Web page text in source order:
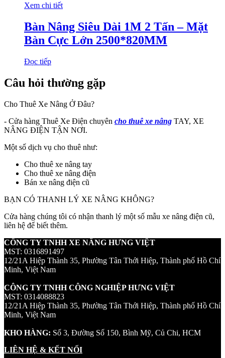
Xem chi tiết
Bàn Nâng Siêu Dài 1M 2 Tấn – Mặt
Bàn Cực Lớn 2500*820MM
Đọc tiếp
Câu hỏi thường gặp
Cho Thuê Xe Nâng Ở Đâu?
- Cửa hàng Thuê Xe Điện chuyên cho thuê xe nâng TAY, XE
NÂNG ĐIỆN TẬN NƠI.
Một số dịch vụ cho thuê như:
Cho thuê xe nâng tay
Cho thuê xe nâng điện
Bán xe nâng điện cũ
BẠN CÓ THANH LÝ XE NÂNG KHÔNG?
Cửa hàng chúng tôi có nhận thanh lý một số mẫu xe nâng điện cũ,
liên hệ để biết thêm.
CÔNG TY TNHH XE NÂNG HƯNG VIỆT
MST: 0316891497
12/21A Hiệp Thành 35, Phường Tân Thới Hiệp, Thành phố Hồ Chí
Minh, Việt Nam
CÔNG TY TNHH CÔNG NGHIỆP HƯNG VIỆT
MST: 0314088823
12/21A Hiệp Thành 35, Phường Tân Thới Hiệp, Thành phố Hồ Chí
Minh, Việt Nam
KHO HÀNG: Số 3, Đường Số 150, Bình Mỹ, Củ Chi, HCM
LIÊN HỆ & KẾT NỐI